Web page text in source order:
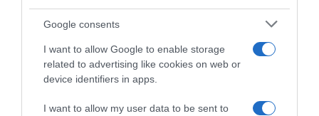
Google consents
I want to allow Google to enable storage
related to advertising like cookies on web or
device identifiers in apps.
I want to allow my user data to be sent to